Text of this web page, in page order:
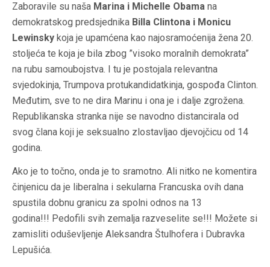
Zaboravile su naša Marina i Michelle Obama na
demokratskog predsjednika Billa Clintona i Monicu
Lewinsky koja je upamćena kao najosramoćenija žena 20.
stoljeća te koja je bila zbog ”visoko moralnih demokrata”
na rubu samoubojstva. I tu je postojala relevantna
svjedokinja, Trumpova protukandidatkinja, gospođa Clinton.
Međutim, sve to ne dira Marinu i ona je i dalje zgrožena.
Republikanska stranka nije se navodno distancirala od
svog člana koji je seksualno zlostavljao djevojčicu od 14
godina.
Ako je to točno, onda je to sramotno. Ali nitko ne komentira
činjenicu da je liberalna i sekularna Francuska ovih dana
spustila dobnu granicu za spolni odnos na 13
godina!!! Pedofili svih zemalja razveselite se!!! Možete si
zamisliti oduševljenje Aleksandra Štulhofera i Dubravka
Lepušića.